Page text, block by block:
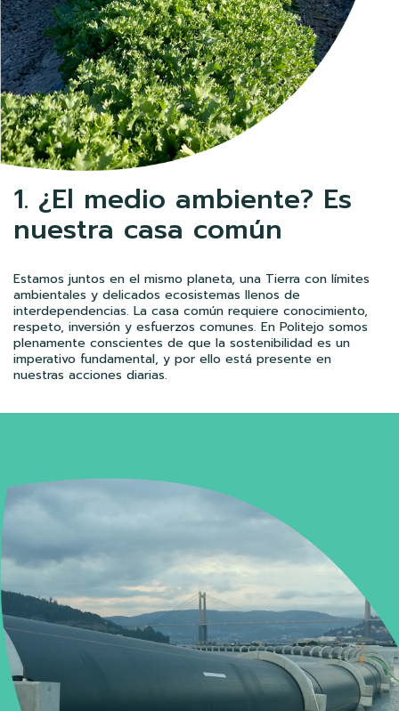
1. ¿El medio ambiente? Es
nuestra casa común
Estamos juntos en el mismo planeta, una Tierra con límites
ambientales y delicados ecosistemas llenos de
interdependencias. La casa común requiere conocimiento,
respeto, inversión y esfuerzos comunes. En Politejo somos
plenamente conscientes de que la sostenibilidad es un
imperativo fundamental, y por ello está presente en
nuestras acciones diarias.